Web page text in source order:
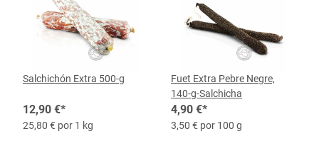
Salchichón Extra 500-g
12,90 €*
25,80 € por 1 kg
Fuet Extra Pebre Negre,
140-g-Salchicha
4,90 €*
3,50 € por 100 g